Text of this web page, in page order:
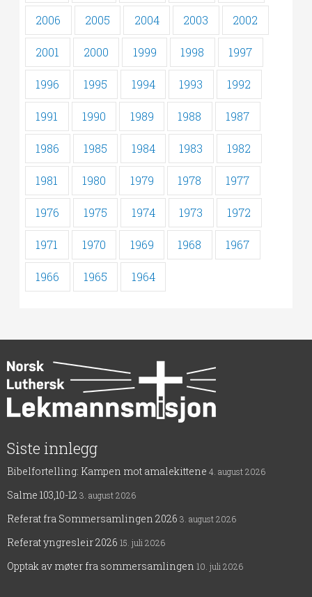
2006 2005 2004 2003 2002
2001 2000 1999 1998 1997
1996 1995 1994 1993 1992
1991 1990 1989 1988 1987
1986 1985 1984 1983 1982
1981 1980 1979 1978 1977
1976 1975 1974 1973 1972
1971 1970 1969 1968 1967
1966 1965 1964
Siste innlegg
Bibelfortelling: Kampen mot amalekittene 4. august 2026
Salme 103,10-12 3. august 2026
Referat fra Sommersamlingen 2026 3. august 2026
Referat yngresleir 2026 15. juli 2026
Opptak av møter fra sommersamlingen 10. juli 2026